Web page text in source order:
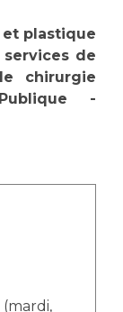
plastique
de
chirurgie
-